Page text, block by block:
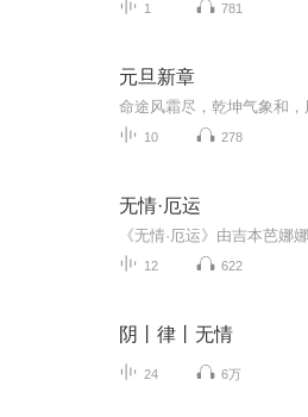
1 781
元旦新章
10 278
无情·厄运
12 622
阴丨律丨无情
24 6万